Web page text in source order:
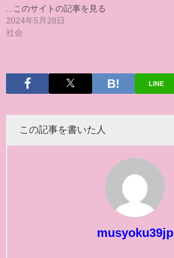
...このサイトの記事を見る
2024年5月28日
社会
LINE
この記事を書いた人
musyoku39jp